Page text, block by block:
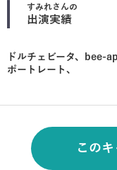
すみれさんの
出演実績
ドルチェビータ、bee-
ポートレート、
この